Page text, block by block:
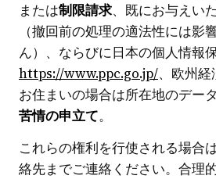
または制限請求、既にお与えい
（撤回前の処理の適法性には影
ん）、ならびに日本の個人情報
https://www.ppc.go.jp/、欧州
お住まいの場合は所在地のデー
苦情の申立て。
これらの権利を行使される場合
絡先までご連絡ください。合理